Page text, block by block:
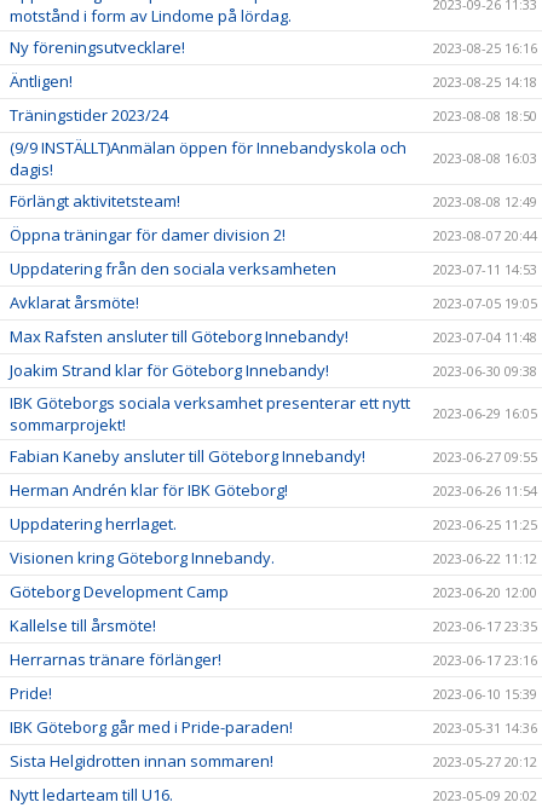
motstånd i form av Lindome på lördag.
2023-09-26 11:33
Ny föreningsutvecklare! 2023-08-25 16:16
Äntligen! 2023-08-25 14:18
Träningstider 2023/24 2023-08-08 18:50
(9/9 INSTÄLLT)Anmälan öppen för Innebandyskola och
dagis!
2023-08-08 16:03
Förlängt aktivitetsteam! 2023-08-08 12:49
Öppna träningar för damer division 2! 2023-08-07 20:44
Uppdatering från den sociala verksamheten 2023-07-11 14:53
Avklarat årsmöte! 2023-07-05 19:05
Max Rafsten ansluter till Göteborg Innebandy! 2023-07-04 11:48
Joakim Strand klar för Göteborg Innebandy! 2023-06-30 09:38
IBK Göteborgs sociala verksamhet presenterar ett nytt
sommarprojekt!
2023-06-29 16:05
Fabian Kaneby ansluter till Göteborg Innebandy! 2023-06-27 09:55
Herman Andrén klar för IBK Göteborg! 2023-06-26 11:54
Uppdatering herrlaget. 2023-06-25 11:25
Visionen kring Göteborg Innebandy. 2023-06-22 11:12
Göteborg Development Camp 2023-06-20 12:00
Kallelse till årsmöte! 2023-06-17 23:35
Herrarnas tränare förlänger! 2023-06-17 23:16
Pride! 2023-06-10 15:39
IBK Göteborg går med i Pride-paraden! 2023-05-31 14:36
Sista Helgidrotten innan sommaren! 2023-05-27 20:12
Nytt ledarteam till U16. 2023-05-09 20:02